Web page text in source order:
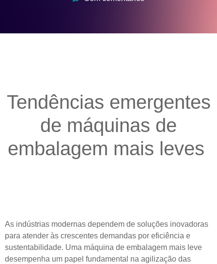
Tendências emergentes
de máquinas de
embalagem mais leves
As indústrias modernas dependem de soluções inovadoras
para atender às crescentes demandas por eficiência e
sustentabilidade. Uma máquina de embalagem mais leve
desempenha um papel fundamental na agilização das